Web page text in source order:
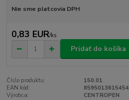
Nie sme platcovia DPH
0,83 EUR/ks
Pridať do košíka
Číslo produktu:
150.01
EAN kód:
8595013615454
Výrobca:
CENTROPEN